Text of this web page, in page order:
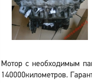
Мотор с необходимым
140000километров.